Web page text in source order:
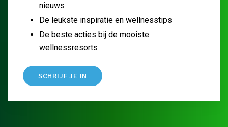
nieuws
De leukste inspiratie en wellnesstips
De beste acties bij de mooiste
wellnessresorts
SCHRIJF JE IN